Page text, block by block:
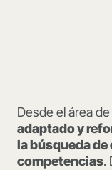
Desde el área
adaptado y
la búsqueda de
competencias.